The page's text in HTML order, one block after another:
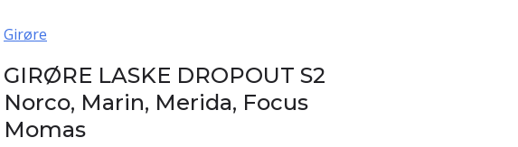
Girøre
GIRØRE LASKE DROPOUT S2
Norco, Marin, Merida, Focus
Momas